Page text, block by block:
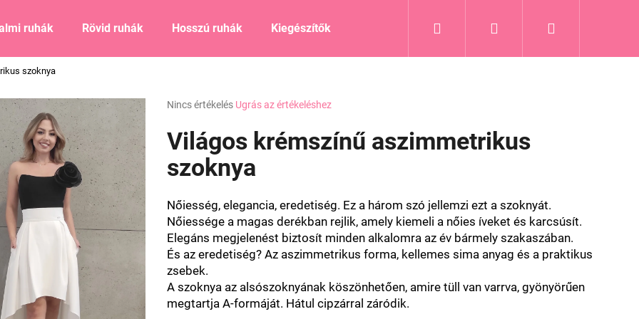
ruhák Rövid ruhák Hosszú ruhák Kiegészítők Keresés Bejelentkezés
szoknya
A
átlagos
értékelése
ből
csillag.
Nincs értékelés Ugrás az értékeléshez
Világos krémszínű aszimmetrikus
szoknya
Nőiesség, elegancia, eredetiség. Ez a három szó jellemzi ezt a szoknyát.
Nőiessége a magas derékban rejlik, amely kiemeli a nőies íveket és karcsúsít.
Elegáns megjelenést biztosít minden alkalomra az év bármely szakaszában.
És az eredetiség? Az aszimmetrikus forma, kellemes sima anyag és a praktikus
zsebek.
A szoknya az alsószoknyának köszönhetően, amire tüll van varrva, gyönyörűen
megtartja A-formáját. Hátul cipzárral záródik.
KERESÉS
Ajánljuk